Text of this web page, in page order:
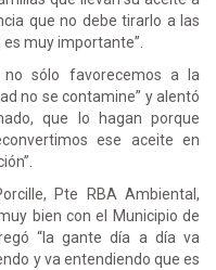
que no debe tirarlo a las
muy importante”.
sólo favorecemos a la
no se contamine” y alentó
que lo hagan porque
ese aceite en
Pte RBA Ambiental,
bien con el Municipio de
“la gante día a día va
y va entendiendo que es